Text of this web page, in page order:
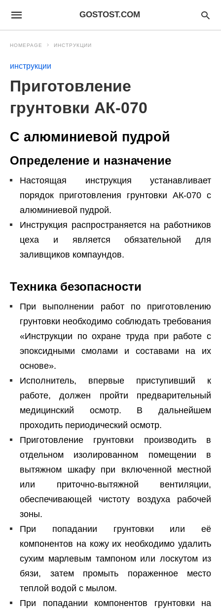
GOSTOST.COM
HOMEPAGE ИНСТРУКЦИИ
инструкции
Приготовление
грунтовки АК-070
С алюминиевой пудрой
Определение и назначение
Настоящая инструкция устанавливает
порядок приготовления грунтовки АК-070 с
алюминиевой пудрой.
Инструкция распространяется на работников
цеха и является обязательной для
заливщиков компаундов.
Техника безопасности
При выполнении работ по приготовлению
грунтовки необходимо соблюдать требования
«Инструкции по охране труда при работе с
эпоксидными смолами и составами на их
основе».
Исполнитель, впервые приступивший к
работе, должен пройти предварительный
медицинский осмотр. В дальнейшем
проходить периодический осмотр.
Приготовление грунтовки производить в
отдельном изолированном помещении в
вытяжном шкафу при включенной местной
или приточно-вытяжной вентиляции,
обеспечивающей чистоту воздуха рабочей
зоны.
При попадании грунтовки или её
компонентов на кожу их необходимо удалить
сухим марлевым тампоном или лоскутом из
бязи, затем промыть пораженное место
теплой водой с мылом.
При попадании компонентов грунтовки на